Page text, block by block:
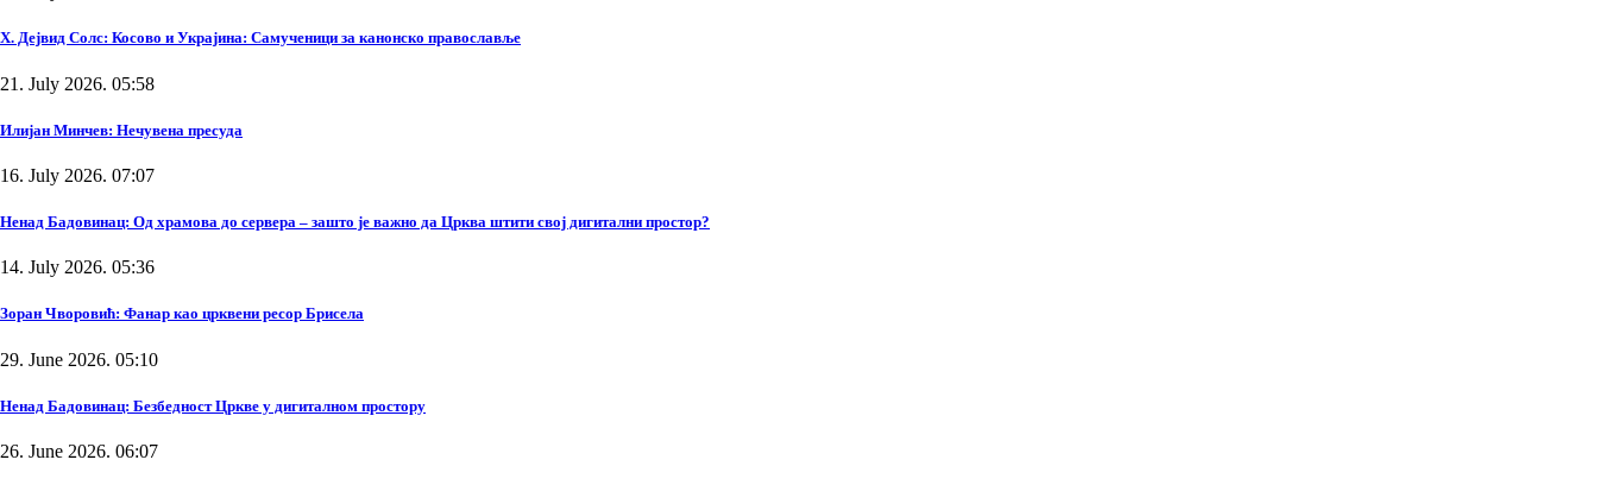
Х. Дејвид Солс: Косово и Украјина: Самученици за канонско православље
21. July 2026. 05:58
Илијан Минчев: Нечувена пресуда
16. July 2026. 07:07
Ненад Бадовинац: Од храмова до сервера – зашто је важно да Црква штити свој дигитални простор?
14. July 2026. 05:36
Зоран Чворовић: Фанар као црквени ресор Брисела
29. June 2026. 05:10
Ненад Бадовинац: Безбедност Цркве у дигиталном простору
26. June 2026. 06:07